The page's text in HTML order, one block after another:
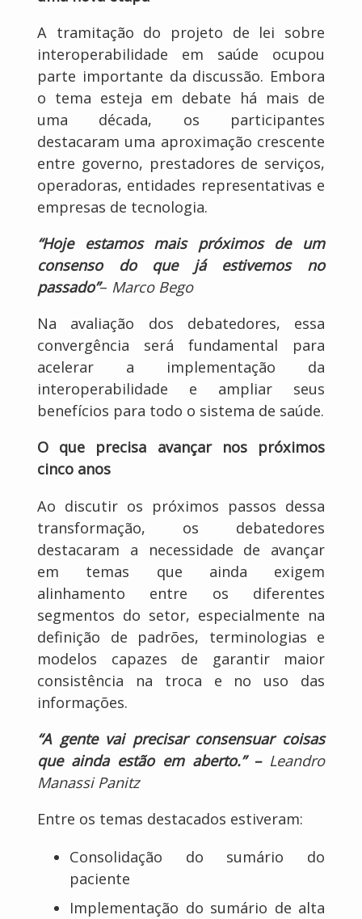
A tramitação do projeto de lei sobre
interoperabilidade em saúde ocupou
parte importante da discussão. Embora
o tema esteja em debate há mais de
uma década, os participantes
destacaram uma aproximação crescente
entre governo, prestadores de serviços,
operadoras, entidades representativas e
empresas de tecnologia.
“Hoje estamos mais próximos de um
consenso do que já estivemos no
passado”– Marco Bego
Na avaliação dos debatedores, essa
convergência será fundamental para
acelerar a implementação da
interoperabilidade e ampliar seus
benefícios para todo o sistema de saúde.
O que precisa avançar nos próximos
cinco anos
Ao discutir os próximos passos dessa
transformação, os debatedores
destacaram a necessidade de avançar
em temas que ainda exigem
alinhamento entre os diferentes
segmentos do setor, especialmente na
definição de padrões, terminologias e
modelos capazes de garantir maior
consistência na troca e no uso das
informações.
“A gente vai precisar consensuar coisas
que ainda estão em aberto.” – Leandro
Manassi Panitz
Entre os temas destacados estiveram:
Consolidação do sumário do
paciente
Implementação do sumário de alta